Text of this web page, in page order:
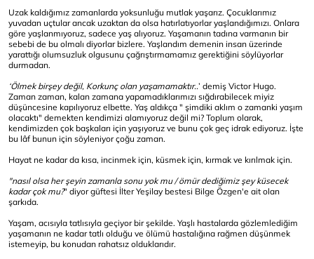
Uzak kaldığımız zamanlarda yoksunluğu mutlak yaşarız. Çocuklarımız
yuvadan uçtular ancak uzaktan da olsa hatırlatıyorlar yaşlandığımızı. Onlara
göre yaşlanmıyoruz, sadece yaş alıyoruz. Yaşamanın tadına varmanın bir
sebebi de bu olmalı diyorlar bizlere. Yaşlandım demenin insan üzerinde
yarattığı olumsuzluk olgusunu çağrıştırmamamız gerektiğini söylüyorlar
durmadan.
‘Ölmek birşey değil, Korkunç olan yaşamamaktır..’ demiş Victor Hugo.
Zaman zaman, kalan zamana yapamadıklarımızı sığdırabilecek miyiz
düşüncesine kapılıyoruz elbette. Yaş aldıkça " şimdiki aklım o zamanki yaşım
olacaktı" demekten kendimizi alamıyoruz değil mi? Toplum olarak,
kendimizden çok başkaları için yaşıyoruz ve bunu çok geç idrak ediyoruz. İşte
bu lâf bunun için söyleniyor çoğu zaman.
Hayat ne kadar da kısa, incinmek için, küsmek için, kırmak ve kırılmak için.
"nasıl olsa her şeyin zamanla sonu yok mu / ömür dediğimiz şey küsecek
kadar çok mu?" diyor güftesi İlter Yeşilay bestesi Bilge Özgen'e ait olan
şarkıda.
Yaşam, acısıyla tatlısıyla geçiyor bir şekilde. Yaşlı hastalarda gözlemlediğim
yaşamanın ne kadar tatlı olduğu ve ölümü hastalığına rağmen düşünmek
istemeyip, bu konudan rahatsız olduklarıdır.